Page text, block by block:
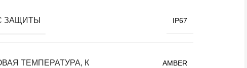
ЗАЩИТЫ IP67
ТЕМПЕРАТУРА, К AMBER